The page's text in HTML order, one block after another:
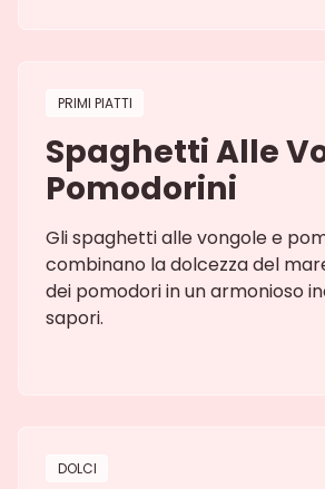
PRIMI PIATTI
Spaghetti Alle
Pomodorini
Gli spaghetti alle vongole e
combinano la dolcezza del
dei pomodori in un armonioso
sapori.
DOLCI